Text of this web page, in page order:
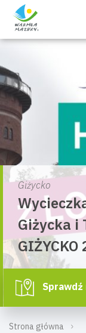
Skip
Strona główna
Giżycko
Giżycka i
GIŻYCKO
Sprawdź